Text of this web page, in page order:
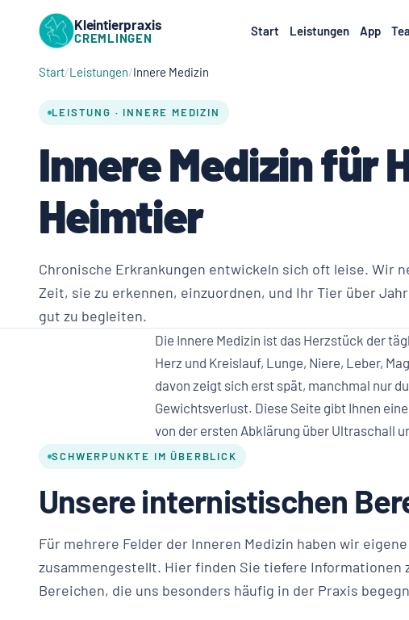
Kleintierpraxis
CREMLINGEN Start Leistungen App
Start Leistungen Innere Medizin
LEISTUNG · INNERE MEDIZIN
Innere Medizin für
Heimtier
Chronische Erkrankungen entwickeln sich oft leise. Wir
Zeit, sie zu erkennen, einzuordnen, und Ihr Tier über
gut zu begleiten.
Die Innere Medizin ist das Herzstück der
Herz und Kreislauf, Lunge, Niere, Leber,
davon zeigt sich erst spät, manchmal nur
Gewichtsverlust. Diese Seite gibt Ihnen
von der ersten Abklärung über Ultraschall
SCHWERPUNKTE IM ÜBERBLICK
Unsere internistischen
Für mehrere Felder der Inneren Medizin haben wir
zusammengestellt. Hier finden Sie tiefere Informationen
Bereichen, die uns besonders häufig in der Praxis